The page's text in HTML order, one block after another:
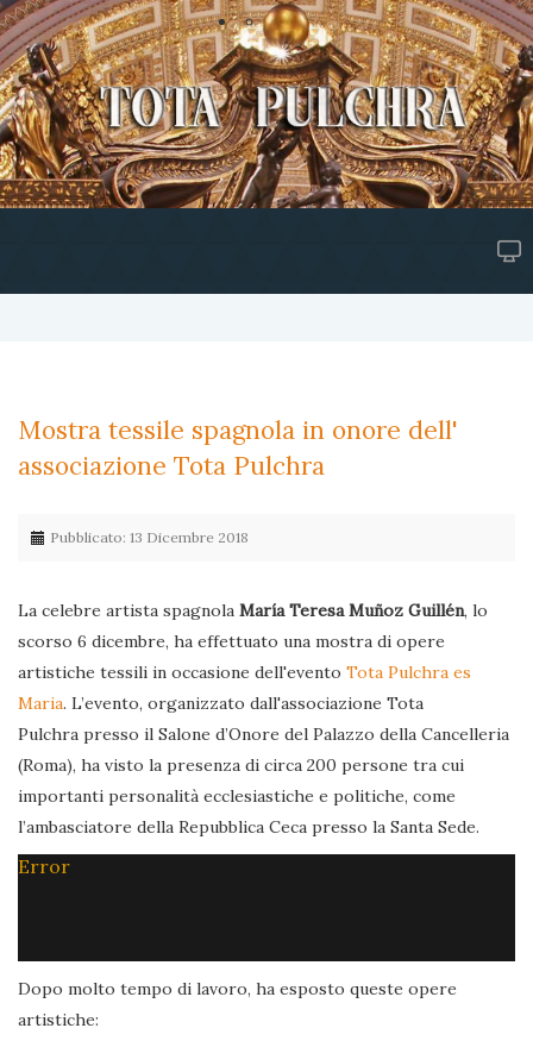
Mostra tessile spagnola in onore dell'
associazione Tota Pulchra
Pubblicato: 13 Dicembre 2018
La celebre artista spagnola María Teresa Muñoz Guillén, lo
scorso 6 dicembre, ha effettuato una mostra di opere
artistiche tessili in occasione dell'evento Tota Pulchra es
Maria. L’evento, organizzato dall'associazione Tota
Pulchra presso il Salone d’Onore del Palazzo della Cancelleria
(Roma), ha visto la presenza di circa 200 persone tra cui
importanti personalità ecclesiastiche e politiche, come
l’ambasciatore della Repubblica Ceca presso la Santa Sede.
Error
Dopo molto tempo di lavoro, ha esposto queste opere
artistiche: